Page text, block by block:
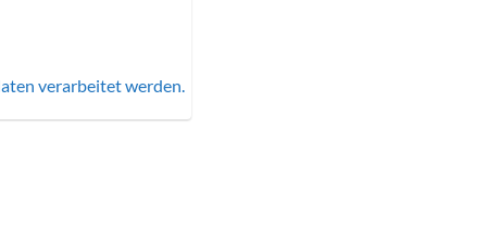
verarbeitet werden.